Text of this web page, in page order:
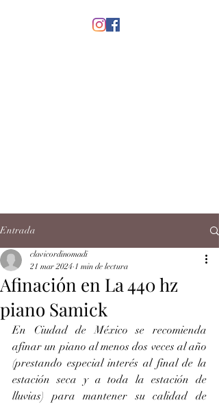
Entrada
Afinación en La 440 hz
piano Samick
clavicordinomadi
21 mar 2024 1 min de lectura
En Ciudad de México se recomienda
afinar un piano al menos dos veces al año
(prestando especial interés al final de la
estación seca y a toda la estación de
lluvias) para mantener su calidad de